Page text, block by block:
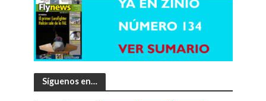
Síguenos en…